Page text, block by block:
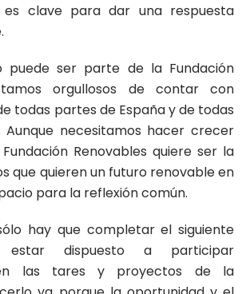
es clave para dar una respuesta
puede ser parte de la Fundación
orgullosos de contar con
todas partes de España y de todas
Aunque necesitamos hacer crecer
Renovables quiere ser la
que quieren un futuro renovable en
para la reflexión común.
hay que completar el siguiente
estar dispuesto a participar
las tares y proyectos de la